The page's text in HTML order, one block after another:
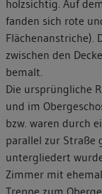
wenig geneigtes
vorgelagert, die
gekuppeltes
unverputzten
Die nördliche Front
wird durch den
an (zum Osthof
Kellerzugänge und
Erd- und
dem nördlichen
niedrigeren
holzsichtig. Auf
fanden sich rote
Flächenanstriche).
zwischen den
bemalt.
Die ursprüngliche
und im
bzw. waren durch
parallel zur Straße
untergliedert
Zimmer mit